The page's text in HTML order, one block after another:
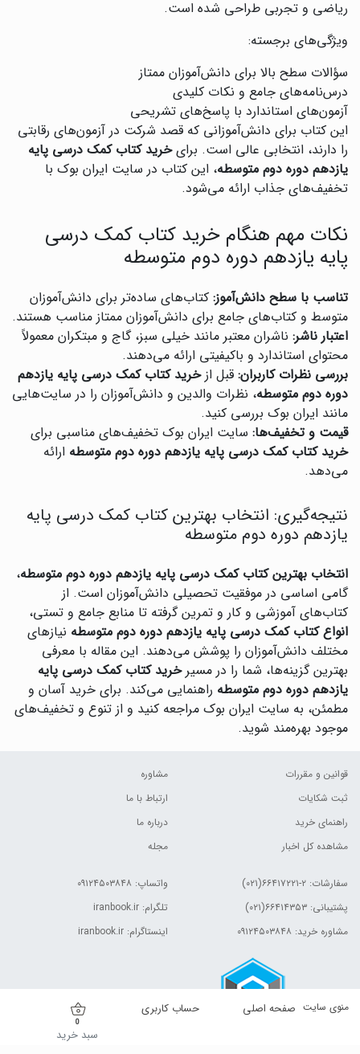
صفحه اصلی منوی سایت حساب کاربری
0
سبد خرید
ریاضی و تجربی طراحی شده است.
ویژگی‌های برجسته:
سؤالات سطح بالا برای دانش‌آموزان ممتاز
درس‌نامه‌های جامع و نکات کلیدی
آزمون‌های استاندارد با پاسخ‌های تشریحی
این کتاب برای دانش‌آموزانی که قصد شرکت در آزمون‌های رقابتی
را دارند، انتخابی عالی است. برایخرید کتاب کمک درسی پایه
یازدهم دوره دوم متوسطه، این کتاب در سایت ایران بوک با
تخفیف‌های جذاب ارائه می‌شود.
نکات مهم هنگام خرید کتاب کمک درسی
پایه یازدهم دوره دوم متوسطه
تناسب با سطح دانش‌آموز: کتاب‌های ساده‌تر برای دانش‌آموزان
متوسط و کتاب‌های جامع برای دانش‌آموزان ممتاز مناسب هستند.
اعتبار ناشر: ناشران معتبر مانند خیلی سبز، گاج و مبتکران معمولاً
محتوای استاندارد و باکیفیتی ارائه می‌دهند.
بررسی نظرات کاربران: قبل ازخرید کتاب کمک درسی پایه یازدهم
دوره دوم متوسطه، نظرات والدین و دانش‌آموزان را در سایت‌هایی
مانند ایران بوک بررسی کنید.
قیمت و تخفیف‌ها: سایت ایران بوک تخفیف‌های مناسبی برای
خرید کتاب کمک درسی پایه یازدهم دوره دوم متوسطه ارائه
می‌دهد.
نتیجه‌گیری: انتخاب بهترین کتاب کمک درسی پایه
یازدهم دوره دوم متوسطه
انتخاب بهترین کتاب کمک درسی پایه یازدهم دوره دوم متوسطه،
گامی اساسی در موفقیت تحصیلی دانش‌آموزان است. از
کتاب‌های آموزشی و کار و تمرین گرفته تا منابع جامع و تستی،
انواع کتاب کمک درسی پایه یازدهم دوره دوم متوسطه نیازهای
مختلف دانش‌آموزان را پوشش می‌دهند. این مقاله با معرفی
بهترین گزینه‌ها، شما را در مسیرخرید کتاب کمک درسی پایه
یازدهم دوره دوم متوسطه راهنمایی می‌کند. برای خرید آسان و
مطمئن، به سایت ایران بوک مراجعه کنید و از تنوع و تخفیف‌های
موجود بهره‌مند شوید.
قوانین و مقررات
ثبت شکایات
راهنمای خرید
مشاهده کل اخبار
مشاوره
ارتباط با ما
درباره ما
مجله
سفارشات: ۲-۶۶۴۱۷۲۲۱(۰۲۱)
پشتیبانی: ۶۶۴۱۴۳۵۳(۰۲۱)
مشاوره خرید: ۰۹۱۲۴۵۰۳۸۴۸
واتساپ: ۰۹۱۲۴۵۰۳۸۴۸
تلگرام: iranbook.ir
اینستاگرام: iranbook.ir